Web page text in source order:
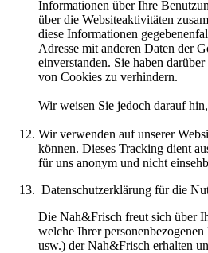
Informationen über Ihre
über die Websiteaktivitäten
diese Informationen
Adresse mit anderen Daten der
einverstanden. Sie haben
von Cookies zu verhindern.
Wir weisen Sie jedoch darauf
Wir verwenden auf unserer
können. Dieses Tracking dient
für uns anonym und nicht
Datenschutzerklärung für die
Die Nah&Frisch freut sich über
welche Ihrer
usw.) der Nah&Frisch erhalten